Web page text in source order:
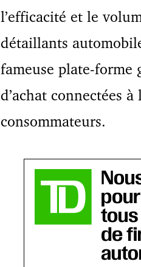
l’efficacité et le
détaillants
fameuse plate-forme
d’achat connectées à
consommateurs.